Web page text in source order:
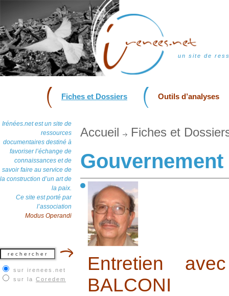
un site de
Fiches et Dossiers Outils d’analyses
Irénées.net est un site de
ressources
documentaires destiné à
favoriser l’échange de
connaissances et de
savoir faire au service de
la construction d’un art de
la paix.
Ce site est porté par
l’association
Modus Operandi
sur irenees.net
sur la Coredem
Accueil Fiches et
Entretien
BALCONI